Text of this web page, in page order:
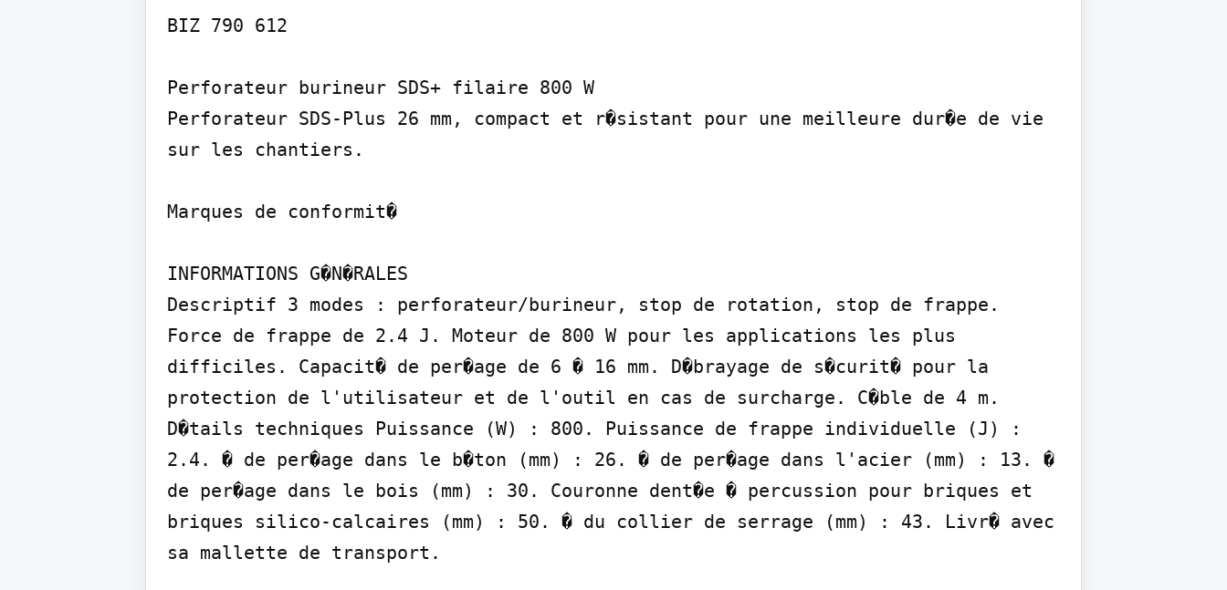
BIZ 790 612
Perforateur burineur SDS+ filaire 800 W
Perforateur SDS-Plus 26 mm, compact et r�sistant pour une meilleure dur�e de vie
sur les chantiers.
Marques de conformit�
INFORMATIONS G�N�RALES
Descriptif 3 modes : perforateur/burineur, stop de rotation, stop de frappe.
Force de frappe de 2.4 J. Moteur de 800 W pour les applications les plus
difficiles. Capacit� de per�age de 6 � 16 mm. D�brayage de s�curit� pour la
protection de l'utilisateur et de l'outil en cas de surcharge. C�ble de 4 m.
D�tails techniques Puissance (W) : 800. Puissance de frappe individuelle (J) :
2.4. � de per�age dans le b�ton (mm) : 26. � de per�age dans l'acier (mm) : 13. �
de per�age dans le bois (mm) : 30. Couronne dent�e � percussion pour briques et
briques silico-calcaires (mm) : 50. � du collier de serrage (mm) : 43. Livr� avec
sa mallette de transport.